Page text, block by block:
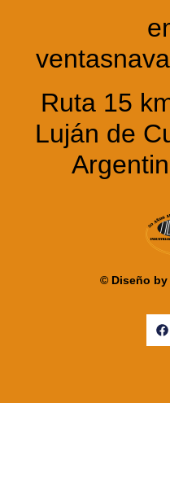
Ruta 15
Luján de
© Diseño by